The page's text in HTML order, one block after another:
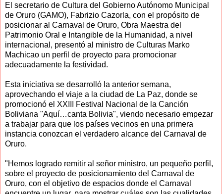
El secretario de Cultura del Gobierno Autónomo Municipal
de Oruro (GAMO), Fabrizio Cazorla, con el propósito de
posicionar al Carnaval de Oruro, Obra Maestra del
Patrimonio Oral e Intangible de la Humanidad, a nivel
internacional, presentó al ministro de Culturas Marko
Machicao un perfil de proyecto para promocionar
adecuadamente la festividad.
Esta iniciativa se desarrolló la anterior semana,
aprovechando el viaje a la ciudad de La Paz, donde se
promocionó el XXIII Festival Nacional de la Canción
Boliviana "Aquí…canta Bolivia", viendo necesario empezar
a trabajar para que los países vecinos en una primera
instancia conozcan el verdadero alcance del Carnaval de
Oruro.
"Hemos logrado remitir al señor ministro, un pequeño perfil,
sobre el proyecto de posicionamiento del Carnaval de
Oruro, con el objetivo de espacios donde el Carnaval